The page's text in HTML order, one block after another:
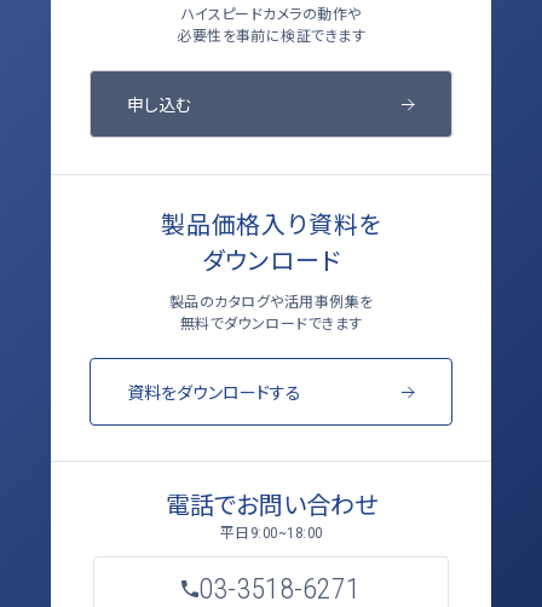
ハイスピードカメラの動作や
必要性を事前に検証できます
申し込む
製品価格入り資料を
ダウンロード
製品のカタログや活用事例集を
無料でダウンロードできます
資料をダウンロードする
電話でお問い合わせ
平日 9:00~18:00
03-3518-6271